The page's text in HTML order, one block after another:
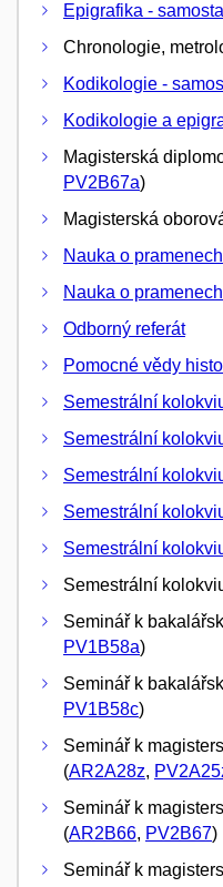
Epigrafika -
Chronologie,
Kodikologie -
Kodikologie a
Magisterská
PV2B67a)
Magisterská
Nauka o pramenech
Nauka o
Odborný referát
Pomocné vědy
Semestrální
Semestrální
Semestrální
Semestrální
Semestrální
Semestrální
Seminář k
PV1B58a)
Seminář k
PV1B58c)
Seminář k
(AR2A28z,
Seminář k
(AR2B66, PV2B67)
Seminář k